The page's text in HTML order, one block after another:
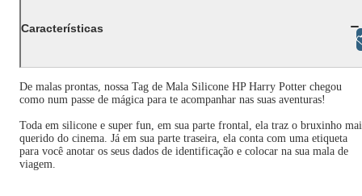
Características
De malas prontas, nossa Tag de Mala Silicone HP Harry Potter chegou
como num passe de mágica para te acompanhar nas suas aventuras!
Toda em silicone e super fun, em sua parte frontal, ela traz o bruxinho
querido do cinema. Já em sua parte traseira, ela conta com uma etiqueta
para você anotar os seus dados de identificação e colocar na sua mala de
viagem.